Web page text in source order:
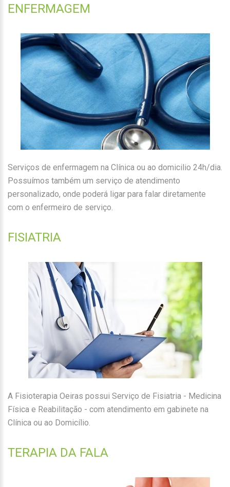
ENFERMAGEM
Serviços de enfermagem na Clínica ou ao domicilio 24h/dia.
Possuímos também um serviço de atendimento
personalizado, onde poderá ligar para falar diretamente
com o enfermeiro de serviço.
FISIATRIA
A Fisioterapia Oeiras possui Serviço de Fisiatria - Medicina
Física e Reabilitação - com atendimento em gabinete na
Clínica ou ao Domicílio.
TERAPIA DA FALA